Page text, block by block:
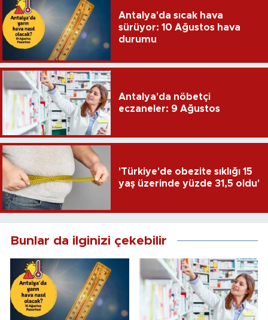
Antalya'da sıcak hava
sürüyor: 10 Ağustos hava
durumu
Antalya'da nöbetçi
eczaneler: 9 Ağustos
'Türkiye'de obezite sıklığı 15
yaş üzerinde yüzde 31,5 oldu'
Bunlar da ilginizi çekebilir